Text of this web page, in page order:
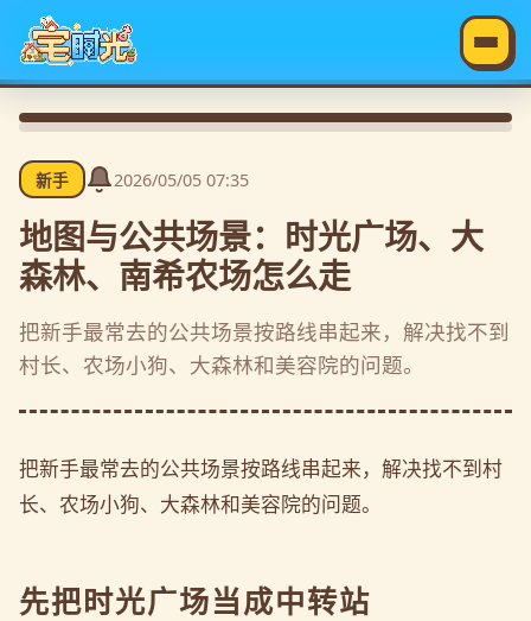
新手 2026/05/05 07:35
地图与公共场景：时光广场、大
森林、南希农场怎么走
把新手最常去的公共场景按路线串起来，解决找不到
村长、农场小狗、大森林和美容院的问题。
把新手最常去的公共场景按路线串起来，解决找不到村
长、农场小狗、大森林和美容院的问题。
先把时光广场当成中转站